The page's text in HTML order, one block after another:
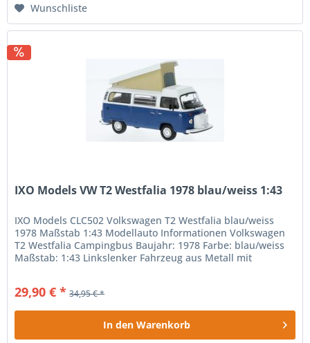
Wunschliste
IXO Models VW T2 Westfalia 1978 blau/weiss 1:43
IXO Models CLC502 Volkswagen T2 Westfalia blau/weiss
1978 Maßstab 1:43 Modellauto Informationen Volkswagen
T2 Westfalia Campingbus Baujahr: 1978 Farbe: blau/weiss
Maßstab: 1:43 Linkslenker Fahrzeug aus Metall mit
29,90 € * 34,95 € *
In den Warenkorb